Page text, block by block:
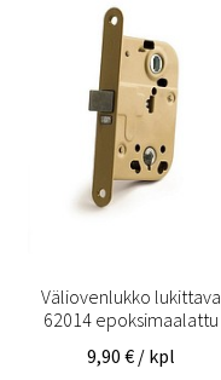
Väliovenlukko lukittava
62014 epoksimaalattu
9,90 € / kpl